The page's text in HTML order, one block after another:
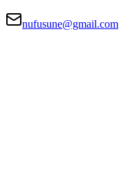
nufusune@gmail.com